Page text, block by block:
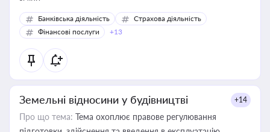
Банківська діяльність
Страхова діяльність
Фінансові послуги
+13
Земельні відносини у будівництві +14
Про що тема: Тема охоплює правове регулювання